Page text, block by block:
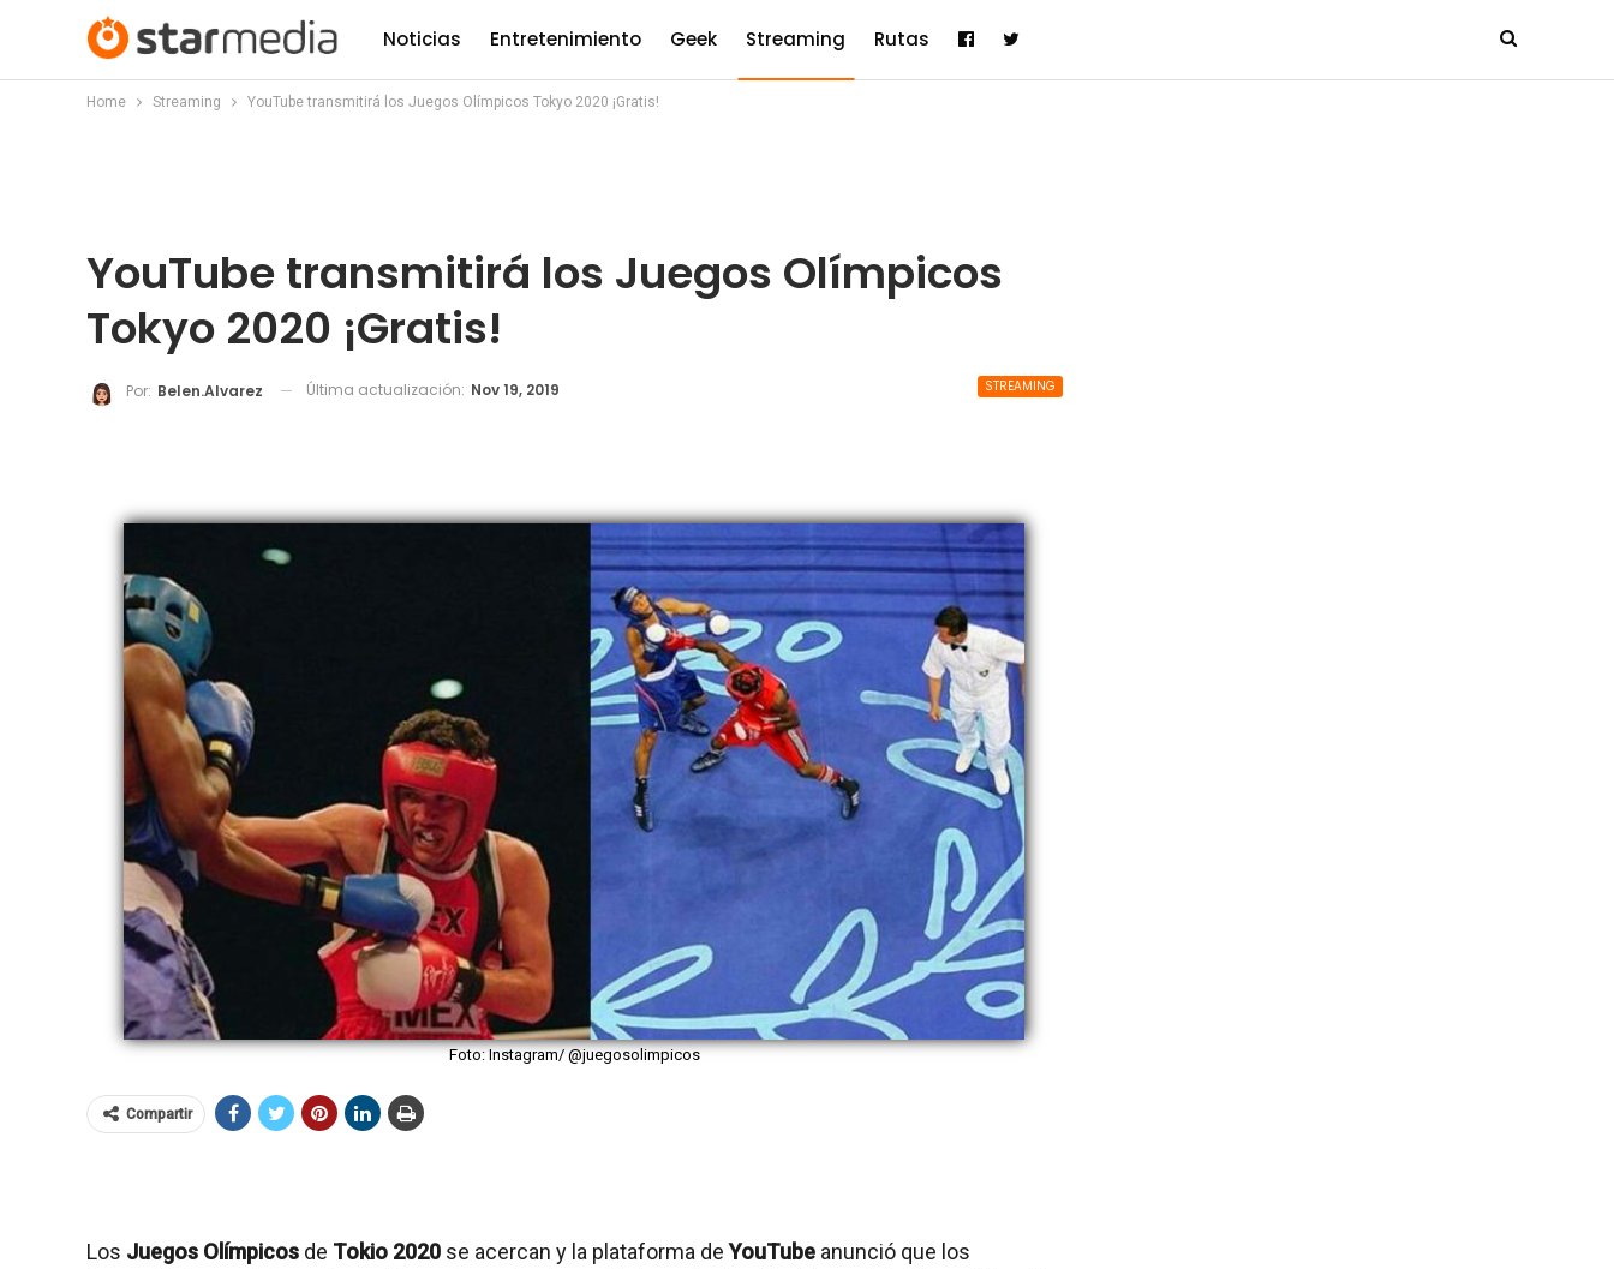
Noticias Entretenimiento Geek Streaming Rutas
Home Streaming YouTube transmitirá los Juegos Olímpicos Tokyo 2020 ¡Gratis!
YouTube transmitirá los Juegos Olímpicos
Tokyo 2020 ¡Gratis!
STREAMING
Por: Belen.alvarez Última actualización: Nov 19, 2019
Foto: Instagram/ @juegosolimpicos
Compartir
Los Juegos Olímpicos de Tokio 2020 se acercan y la plataforma deYouTube anunció que los